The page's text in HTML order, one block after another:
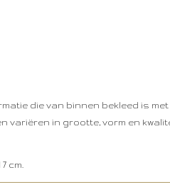
die van binnen bekleed is met
variëren in grootte, vorm en
cm.